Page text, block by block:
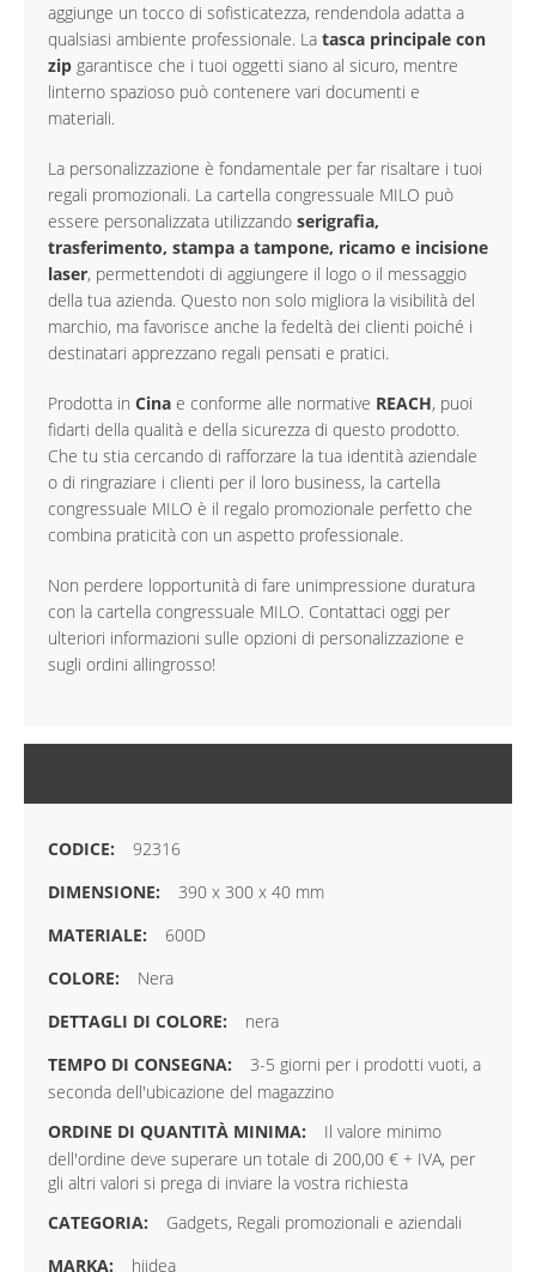
aggiunge un tocco di sofisticatezza, rendendola adatta a
qualsiasi ambiente professionale. La tasca principale con
zip garantisce che i tuoi oggetti siano al sicuro, mentre
linterno spazioso può contenere vari documenti e
materiali.
La personalizzazione è fondamentale per far risaltare i tuoi
regali promozionali. La cartella congressuale MILO può
essere personalizzata utilizzando serigrafia,
trasferimento, stampa a tampone, ricamo e incisione
laser, permettendoti di aggiungere il logo o il messaggio
della tua azienda. Questo non solo migliora la visibilità del
marchio, ma favorisce anche la fedeltà dei clienti poiché i
destinatari apprezzano regali pensati e pratici.
Prodotta in Cina e conforme alle normative REACH, puoi
fidarti della qualità e della sicurezza di questo prodotto.
Che tu stia cercando di rafforzare la tua identità aziendale
o di ringraziare i clienti per il loro business, la cartella
congressuale MILO è il regalo promozionale perfetto che
combina praticità con un aspetto professionale.
Non perdere lopportunità di fare unimpressione duratura
con la cartella congressuale MILO. Contattaci oggi per
ulteriori informazioni sulle opzioni di personalizzazione e
sugli ordini allingrosso!
92316
390 x 300 x 40 mm
600D
Nera
nera
3-5 giorni per i prodotti vuoti, a
seconda dell'ubicazione del magazzino
Il valore minimo
dell'ordine deve superare un totale di 200,00 € + IVA, per
gli altri valori si prega di inviare la vostra richiesta
Gadgets, Regali promozionali e aziendali
hiidea